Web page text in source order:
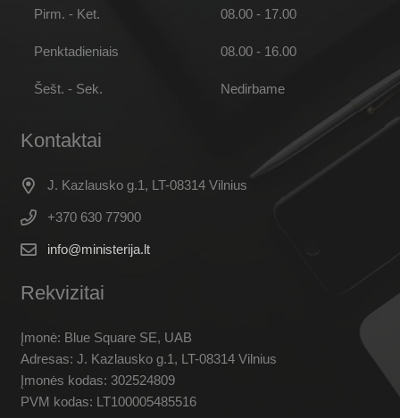
Pirm. - Ket. 08.00 - 17.00
Penktadieniais 08.00 - 16.00
Šešt. - Sek. Nedirbame
Kontaktai
J. Kazlausko g.1, LT-08314 Vilnius
+370 630 77900
info@ministerija.lt
Rekvizitai
Įmonė: Blue Square SE, UAB
Adresas: J. Kazlausko g.1, LT-08314 Vilnius
Įmonės kodas: 302524809
PVM kodas: LT100005485516